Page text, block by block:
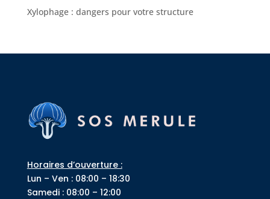
Xylophage : dangers pour votre structure
Horaires d’ouverture :
Lun – Ven : 08:00 – 18:30
Samedi : 08:00 – 12:00